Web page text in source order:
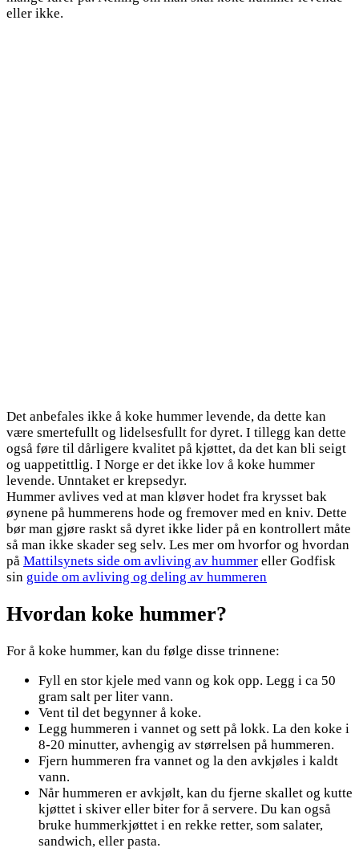
eller ikke.
Det anbefales ikke å koke hummer levende, da dette kan
være smertefullt og lidelsesfullt for dyret. I tillegg kan dette
også føre til dårligere kvalitet på kjøttet, da det kan bli seigt
og uappetittlig. I Norge er det ikke lov å koke hummer
levende. Unntaket er krepsedyr.
Hummer avlives ved at man kløver hodet fra krysset bak
øynene på hummerens hode og fremover med en kniv. Dette
bør man gjøre raskt så dyret ikke lider på en kontrollert måte
så man ikke skader seg selv. Les mer om hvorfor og hvordan
på Mattilsynets side om avliving av hummer eller Godfisk
sin guide om avliving og deling av hummeren
Hvordan koke hummer?
For å koke hummer, kan du følge disse trinnene:
Fyll en stor kjele med vann og kok opp. Legg i ca 50
gram salt per liter vann.
Vent til det begynner å koke.
Legg hummeren i vannet og sett på lokk. La den koke i
8-20 minutter, avhengig av størrelsen på hummeren.
Fjern hummeren fra vannet og la den avkjøles i kaldt
vann.
Når hummeren er avkjølt, kan du fjerne skallet og kutte
kjøttet i skiver eller biter for å servere. Du kan også
bruke hummerkjøttet i en rekke retter, som salater,
sandwich, eller pasta.